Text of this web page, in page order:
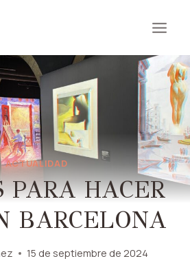
ACTUALIDAD
PARA HACER
BARCELONA
15 de septiembre de 2024